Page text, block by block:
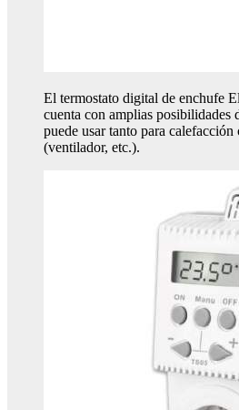
El termostato digital de enchufe
cuenta con amplias posibilidades
puede usar tanto para
(ventilador, etc.).